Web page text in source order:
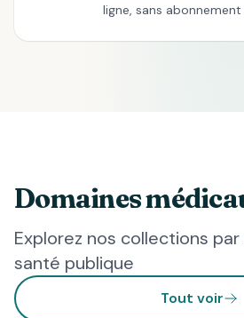
ligne, sans
Domaines
Explorez nos collections
santé publique
Tout voir